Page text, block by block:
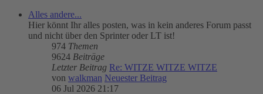
Alles andere...
Hier könnt Ihr alles posten, was in kein anderes Forum passt
und nicht über den Sprinter oder LT ist!
974 Themen
9624 Beiträge
Letzter Beitrag Re: WITZE WITZE WITZE
von walkman Neuester Beitrag
06 Jul 2026 21:17